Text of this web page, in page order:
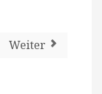
Weiter